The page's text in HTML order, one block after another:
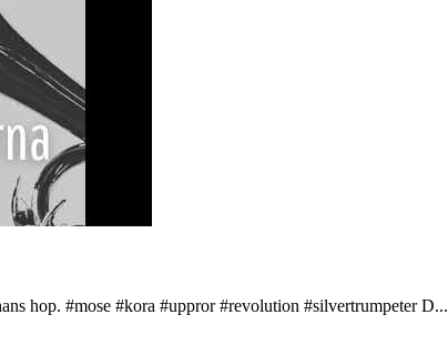
hop. #mose #kora #uppror #revolution #silvertrumpeter D...